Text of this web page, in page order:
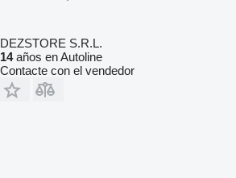
DEZSTORE S.R.L.
14años en Autoline
Contacte con el vendedor